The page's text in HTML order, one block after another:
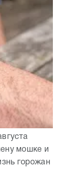
мошке и
горожан